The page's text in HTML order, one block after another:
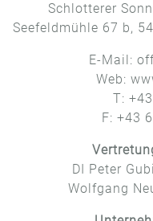
Schlotterer
Seefeldmühle 67 b,
E-Mail:
Web:
T:
F: +43
DI Peter
Wolfgang